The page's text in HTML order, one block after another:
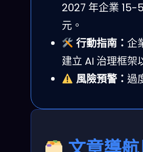
2027 年企業 15-
元。
行動指南： 企
建立 AI 治理框架
風險預警： 過